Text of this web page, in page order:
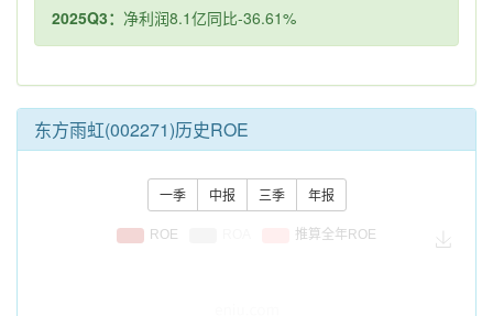
2025Q3： 净利润8.1亿同比-36.61%
东方雨虹(002271)历史ROE
一季 中报 三季 年报